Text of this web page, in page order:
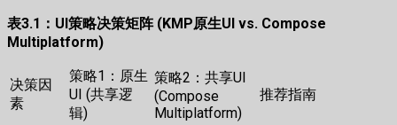
表3.1：UI策略决策矩阵 (KMP原生UI vs. Compose
Multiplatform)
决策因
素
策略1：原生
UI (共享逻
辑)
策略2：共享UI
(Compose
Multiplatform)
推荐指南